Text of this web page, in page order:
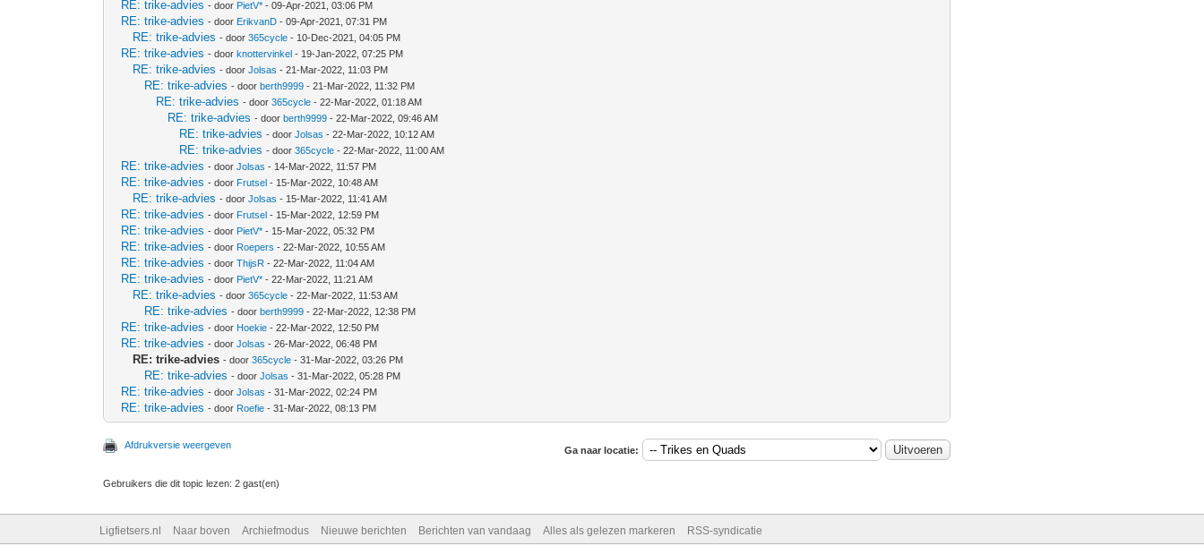
RE: trike-advies - door PietV* - 09-Apr-2021, 03:06 PM
RE: trike-advies - door ErikvanD - 09-Apr-2021, 07:31 PM
RE: trike-advies - door365cycle - 10-Dec-2021, 04:05 PM
RE: trike-advies - doorknottervinkel - 19-Jan-2022, 07:25 PM
RE: trike-advies - doorJolsas - 21-Mar-2022, 11:03 PM
RE: trike-advies - doorberth9999 - 21-Mar-2022, 11:32 PM
RE: trike-advies - door365cycle - 22-Mar-2022, 01:18 AM
RE: trike-advies - doorberth9999 - 22-Mar-2022, 09:46 AM
RE: trike-advies - doorJolsas - 22-Mar-2022, 10:12 AM
RE: trike-advies - door365cycle - 22-Mar-2022, 11:00 AM
RE: trike-advies - doorJolsas - 14-Mar-2022, 11:57 PM
RE: trike-advies - door Frutsel - 15-Mar-2022, 10:48 AM
RE: trike-advies - doorJolsas - 15-Mar-2022, 11:41 AM
RE: trike-advies - door Frutsel - 15-Mar-2022, 12:59 PM
RE: trike-advies - door PietV* - 15-Mar-2022, 05:32 PM
RE: trike-advies - door Roepers - 22-Mar-2022, 10:55 AM
RE: trike-advies - doorThijsR - 22-Mar-2022, 11:04 AM
RE: trike-advies - door PietV* - 22-Mar-2022, 11:21 AM
RE: trike-advies - door365cycle - 22-Mar-2022, 11:53 AM
RE: trike-advies - doorberth9999 - 22-Mar-2022, 12:38 PM
RE: trike-advies - door Hoekie - 22-Mar-2022, 12:50 PM
RE: trike-advies - doorJolsas - 26-Mar-2022, 06:48 PM
RE: trike-advies - door365cycle - 31-Mar-2022, 03:26 PM
RE: trike-advies - doorJolsas - 31-Mar-2022, 05:28 PM
RE: trike-advies - doorJolsas - 31-Mar-2022, 02:24 PM
RE: trike-advies - door Roefie - 31-Mar-2022, 08:13 PM
Afdrukversie weergeven Ga naar locatie:
Gebruikers die dit topic lezen: 2 gast(en)
Ligfietsers.nl Naar boven Archiefmodus Nieuwe berichten Berichten van vandaag Alles als gelezen markeren RSS-syndicatie